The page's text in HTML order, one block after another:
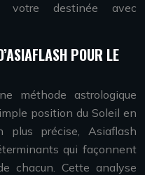
votre destinée avec
POUR LE
méthode astrologique
position du Soleil en
plus précise, Asiaflash
qui façonnent
chacun. Cette analyse